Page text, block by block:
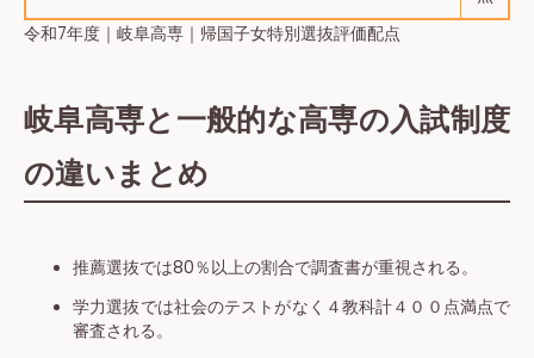
令和7年度｜岐阜高専｜帰国子女特別選抜評価配点
岐阜高専と一般的な高専の入試制度
の違いまとめ
推薦選抜では80％以上の割合で調査書が重視される。
学力選抜では社会のテストがなく４教科計４００点満点で
審査される。